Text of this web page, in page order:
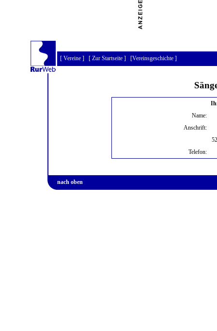
[ Vereine ] [ Zur Startseite ] [Vereinsgeschichte ]
Name:
Anschrift:
Telefon:
nach oben